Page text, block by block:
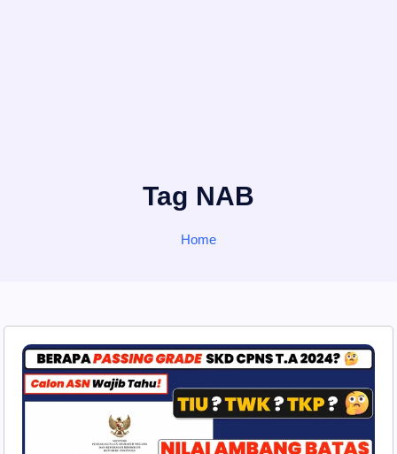
Tag NAB
Home